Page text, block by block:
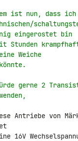
ist nun, dass
eingerostet bin
Stunden
Weiche
gerne 2
Antriebe von
16V